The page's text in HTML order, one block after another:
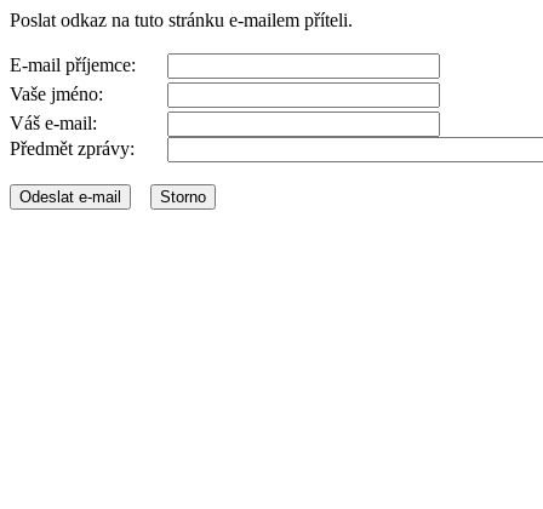
Poslat odkaz na tuto stránku e-mailem příteli.
E-mail příjemce:
Vaše jméno:
Váš e-mail:
Předmět zprávy: